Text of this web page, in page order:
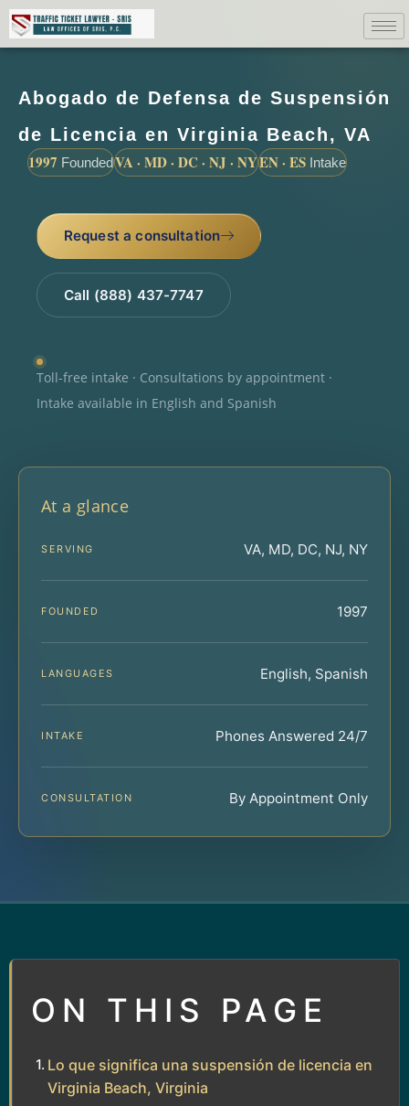
Abogado de Defensa de Suspensión
de Licencia en Virginia Beach, VA
1997 FoundedVA · MD · DC · NJ · NYEN · ES Intake
Request a consultation
Call (888) 437-7747
Toll-free intake · Consultations by appointment ·
Intake available in English and Spanish
At a glance
SERVING VA, MD, DC, NJ, NY
FOUNDED 1997
LANGUAGES English, Spanish
INTAKE Phones Answered 24/7
CONSULTATION By Appointment Only
ON THIS PAGE
Lo que significa una suspensión de licencia en
Virginia Beach, Virginia